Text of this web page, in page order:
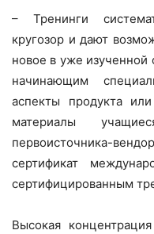
– Тренинги
кругозор и дают
новое в уже изученной
начинающим
аспекты продукта
материалы
первоисточника-
сертификат
сертифицированным
Высокая